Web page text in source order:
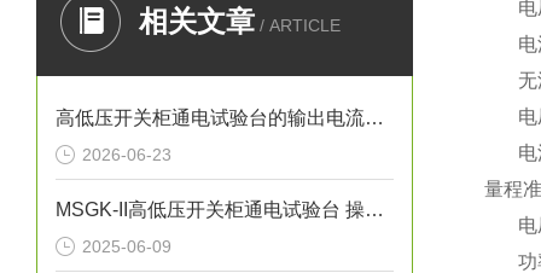
相关文章 / ARTICLE
高低压开关柜通电试验台的输出电流精度是多少？
2026-06-23
MSGK-II高低压开关柜通电试验台 操作说明
2025-06-09
电
电
无
电压
电流
量程
电
功